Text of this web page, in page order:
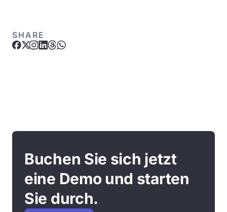
SHARE
Buchen Sie sich jetzt
eine Demo und starten
Sie durch.